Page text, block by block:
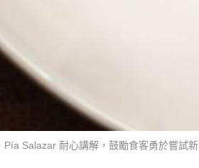
Pía Salazar 耐心講解，鼓勵食客勇於嘗試